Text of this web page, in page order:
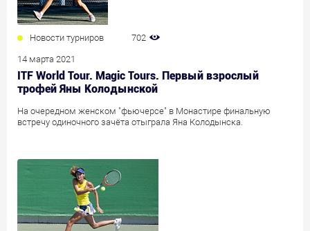
Новости турниров 702
14 марта 2021
ITF World Tour. Magic Tours. Первый взрослый
трофей Яны Колодынской
На очередном женском "фьючерсе" в Монастире финальную
встречу одиночного зачёта отыграла Яна Колодынска.